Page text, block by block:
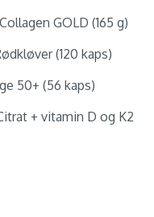
GOLD (165 g)
(120 kaps)
50+ (56 kaps)
+ vitamin D og K2